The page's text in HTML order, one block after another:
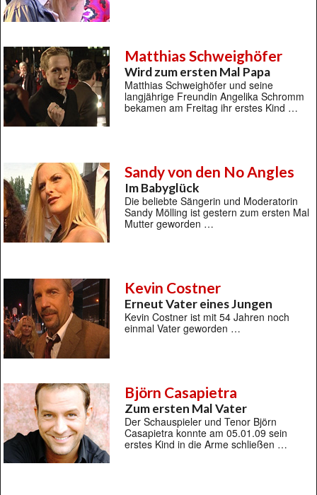
Matthias Schweighöfer
Wird zum ersten Mal Papa
Matthias Schweighöfer und seine
langjährige Freundin Angelika Schromm
bekamen am Freitag ihr erstes Kind …
Sandy von den No Angles
Im Babyglück
Die beliebte Sängerin und Moderatorin
Sandy Mölling ist gestern zum ersten Mal
Mutter geworden …
Kevin Costner
Erneut Vater eines Jungen
Kevin Costner ist mit 54 Jahren noch
einmal Vater geworden …
Björn Casapietra
Zum ersten Mal Vater
Der Schauspieler und Tenor Björn
Casapietra konnte am 05.01.09 sein
erstes Kind in die Arme schließen …